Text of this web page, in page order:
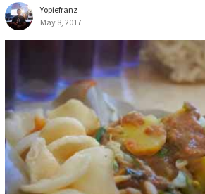
Yopiefranz
May 8, 2017